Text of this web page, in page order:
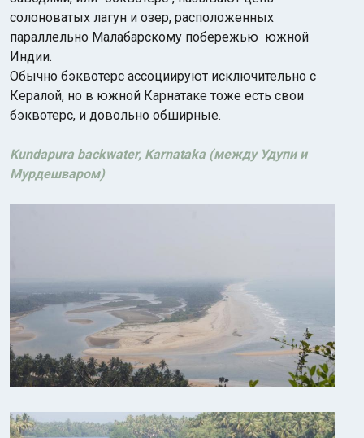
Индийский океан
солоноватых лагун и озер, расположенных
параллельно Малабарскому побережью южной
Индии.
Обычно бэквотерс ассоциируют исключительно с
Кералой, но в южной Карнатаке тоже есть свои
бэквотерс, и довольно обширные.
Kundapura backwater, Karnataka (между Удупи и
Мурдешваром)